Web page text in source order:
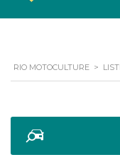
RIO MOTOCULTURE >